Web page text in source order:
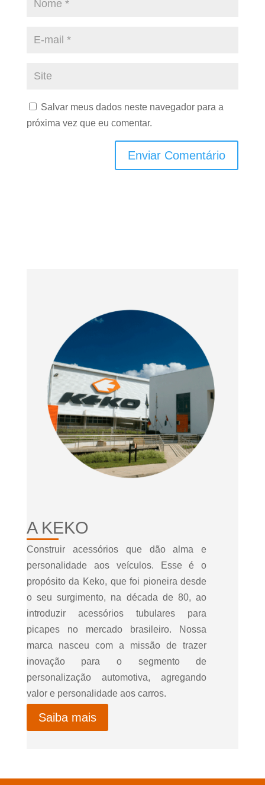
Salvar meus dados neste navegador para a
próxima vez que eu comentar.
A KEKO
Construir acessórios que dão alma e
personalidade aos veículos. Esse é o
propósito da Keko, que foi pioneira desde
o seu surgimento, na década de 80, ao
introduzir acessórios tubulares para
picapes no mercado brasileiro. Nossa
marca nasceu com a missão de trazer
inovação para o segmento de
personalização automotiva, agregando
valor e personalidade aos carros.
Saiba mais